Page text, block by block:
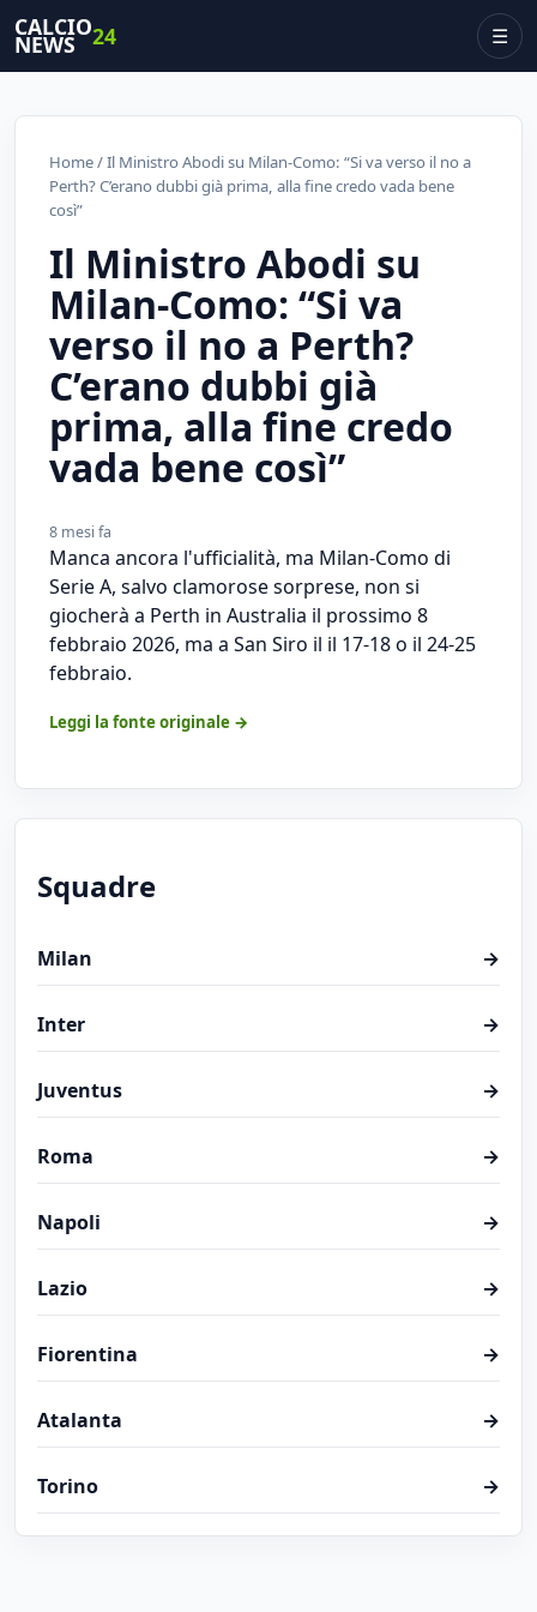
CALCIO
NEWS 24 ☰
Home/ Il Ministro Abodi su Milan-Como: “Si va verso il no a
Perth? C’erano dubbi già prima, alla fine credo vada bene
così”
Il Ministro Abodi su
Milan-Como: “Si va
verso il no a Perth?
C’erano dubbi già
prima, alla fine credo
vada bene così”
8 mesi fa
Manca ancora l'ufficialità, ma Milan-Como di
Serie A, salvo clamorose sorprese, non si
giocherà a Perth in Australia il prossimo 8
febbraio 2026, ma a San Siro il il 17-18 o il 24-25
febbraio.
Leggi la fonte originale →
Squadre
Milan →
Inter →
Juventus →
Roma →
Napoli →
Lazio →
Fiorentina →
Atalanta →
Torino →